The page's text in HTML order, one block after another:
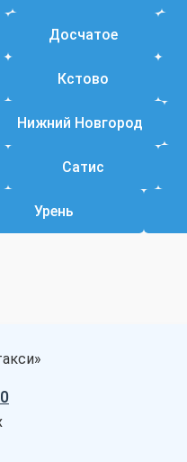
Досчатое
Кстово
Нижний Новгород
Сатис
Урень